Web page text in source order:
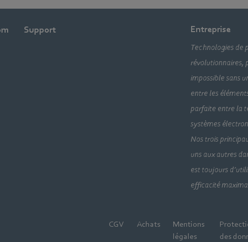
Support Entreprise
Technologies de
révolutionnaires,
impossible sans
entre les
parfaite entre la
systèmes
Nos trois
uns aux autres
est toujours
efficacité
CGV Achats
Mentions
légales
des